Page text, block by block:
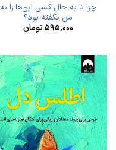
چرا تا به حال کسی این‌ها را به
من نگفته بود؟
۵۹۵,۰۰۰تومان